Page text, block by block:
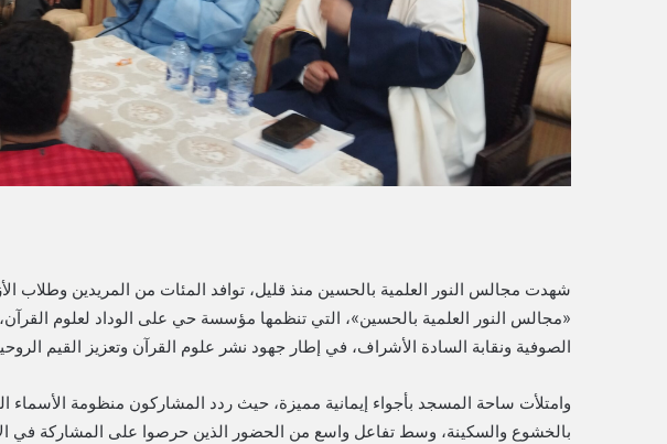
شهدت مجالس النور العلمية بالحسين منذ قليل، توافد المئات من المريدين وطلاب
«مجالس النور العلمية بالحسين»، التي تنظمها مؤسسة حي على الوداد لعلوم
الصوفية ونقابة السادة الأشراف، في إطار جهود نشر علوم القرآن وتعزيز القيم
وامتلأت ساحة المسجد بأجواء إيمانية مميزة، حيث ردد المشاركون منظومة
بالخشوع والسكينة، وسط تفاعل واسع من الحضور الذين حرصوا على المشاركة في